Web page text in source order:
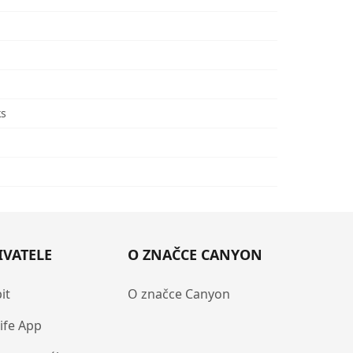
App
O ZNAČCE CANYON
O značce Canyon